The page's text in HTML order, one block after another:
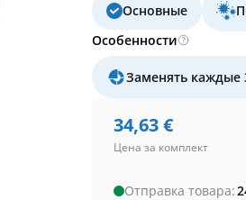
Основные
Особенности
Заменять каждые
34,63€
Цена за комплект
Отправка товара: